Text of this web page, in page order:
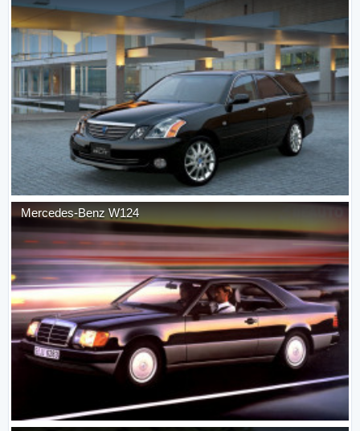
Mercedes-Benz W124